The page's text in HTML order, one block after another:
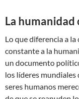
La
Lo que diferencia a
constante a la
un documento
los líderes mundiales
seres humanos